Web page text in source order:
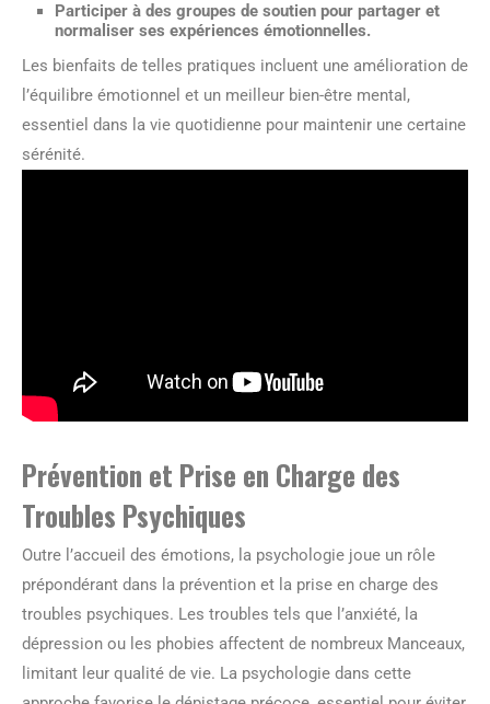
Participer à des groupes de soutien pour partager et
normaliser ses expériences émotionnelles.
Les bienfaits de telles pratiques incluent une amélioration de
l’équilibre émotionnel et un meilleur bien-être mental,
essentiel dans la vie quotidienne pour maintenir une certaine
sérénité.
Prévention et Prise en Charge des
Troubles Psychiques
Outre l’accueil des émotions, la psychologie joue un rôle
prépondérant dans la prévention et la prise en charge des
troubles psychiques. Les troubles tels que l’anxiété, la
dépression ou les phobies affectent de nombreux Manceaux,
limitant leur qualité de vie. La psychologie dans cette